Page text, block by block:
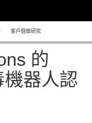
客戶個案研究
的
器人認